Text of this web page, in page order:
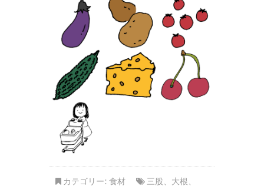
カテゴリー: 食材 三股、 大根、